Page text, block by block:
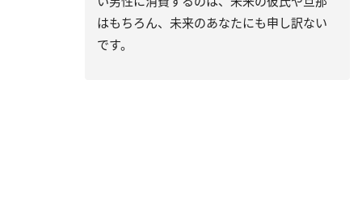
はもちろん、未来のあなたにも申し訳ない
です。